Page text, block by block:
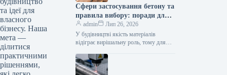
та ідеї для
власного
бізнесу. Наша
мета —
ділитися
практичними
рішеннями,
Сфери застосування бетону та
правила вибору: поради для
приватного й промислового
будівництва
admin
Лип 26, 2026
У будівництві якість матеріалів
відіграє вирішальну роль, тому для
обирати перевірених виробників, таких
як компанія Промбудцентр,…